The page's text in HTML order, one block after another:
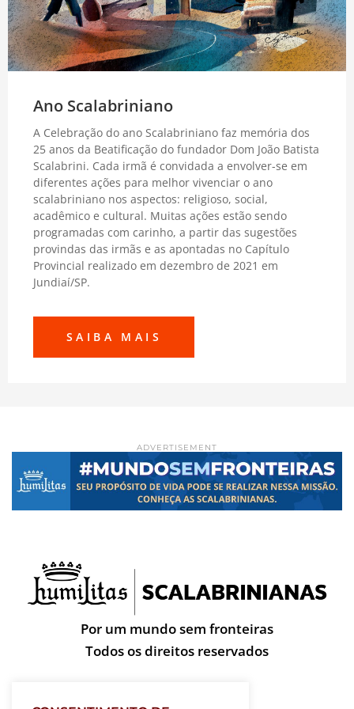
Ano Scalabriniano
A Celebração do ano Scalabriniano faz memória dos
25 anos da Beatificação do fundador Dom João Batista
Scalabrini. Cada irmã é convidada a envolver-se em
diferentes ações para melhor vivenciar o ano
scalabriniano nos aspectos: religioso, social,
acadêmico e cultural. Muitas ações estão sendo
programadas com carinho, a partir das sugestões
provindas das irmãs e as apontadas no Capítulo
Provincial realizado em dezembro de 2021 em
Jundiaí/SP.
SAIBA MAIS
ADVERTISEMENT
Por um mundo sem fronteiras
Todos os direitos reservados